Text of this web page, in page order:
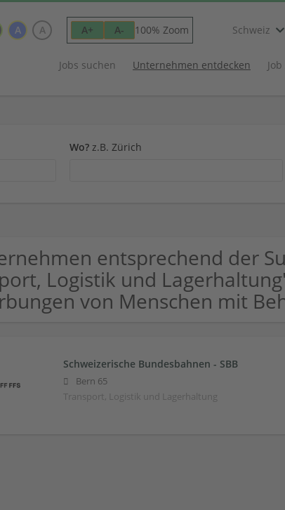
A A A+ A- 100% Zoom Schweiz
Jobs suchen Unternehmen entdecken
Wo? z.B. Zürich
entsprechend der
Logistik und
von Menschen mit
Schweizerische Bundesbahnen - SBB
Bern 65
Transport, Logistik und Lagerhaltung